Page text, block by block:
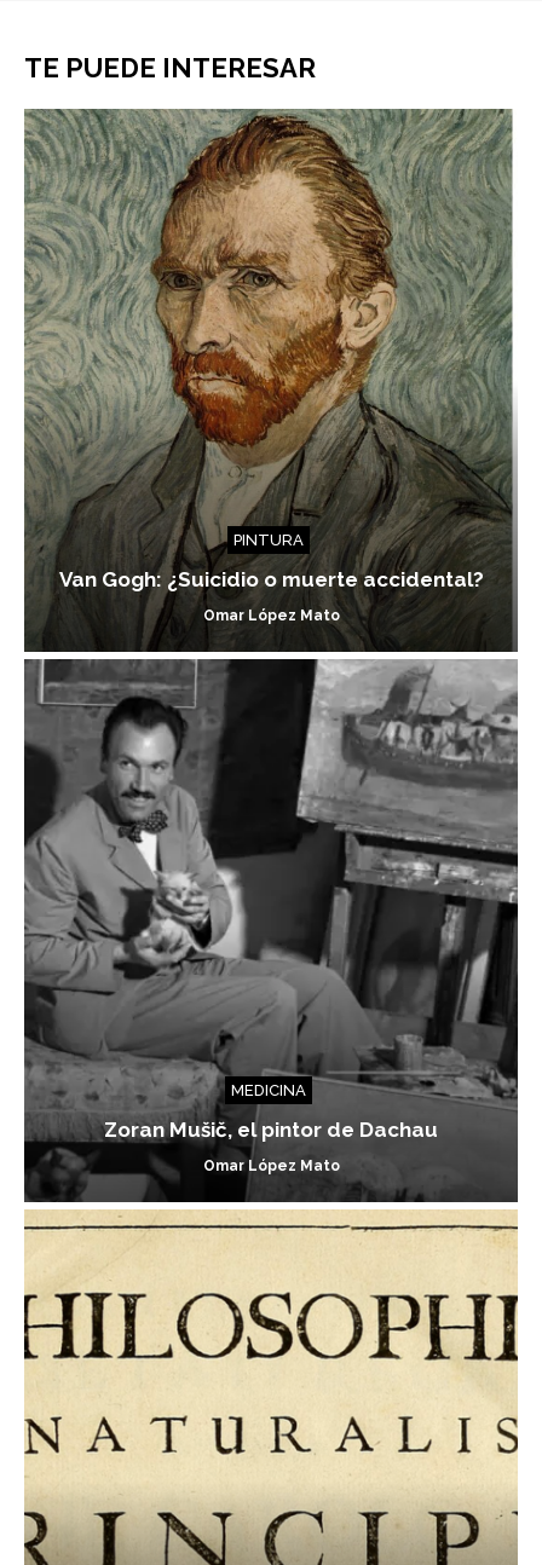
TE PUEDE INTERESAR
PINTURA
Van Gogh: ¿Suicidio o muerte accidental?
Omar López Mato
MEDICINA
Zoran Mušič, el pintor de Dachau
Omar López Mato